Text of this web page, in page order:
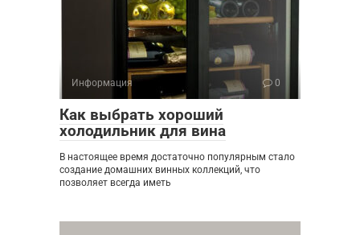
Информация 0
Как выбрать хороший
холодильник для вина
В настоящее время достаточно популярным стало
создание домашних винных коллекций, что
позволяет всегда иметь